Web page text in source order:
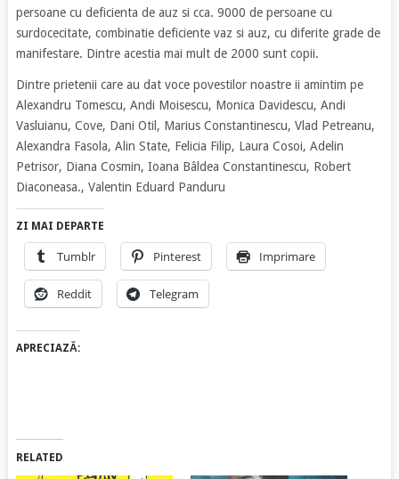
persoane cu deficienta de auz si cca. 9000 de persoane cu
surdocecitate, combinatie deficiente vaz si auz, cu diferite grade de
manifestare. Dintre acestia mai mult de 2000 sunt copii.
Dintre prietenii care au dat voce povestilor noastre ii amintim pe
Alexandru Tomescu, Andi Moisescu, Monica Davidescu, Andi
Vasluianu, Cove, Dani Otil, Marius Constantinescu, Vlad Petreanu,
Alexandra Fasola, Alin State, Felicia Filip, Laura Cosoi, Adelin
Petrisor, Diana Cosmin, Ioana Bâldea Constantinescu, Robert
Diaconeasa., Valentin Eduard Panduru
ZI MAI DEPARTE
Tumblr Pinterest Imprimare
Reddit Telegram
APRECIAZĂ:
RELATED